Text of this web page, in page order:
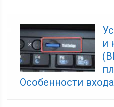
и
Особенности